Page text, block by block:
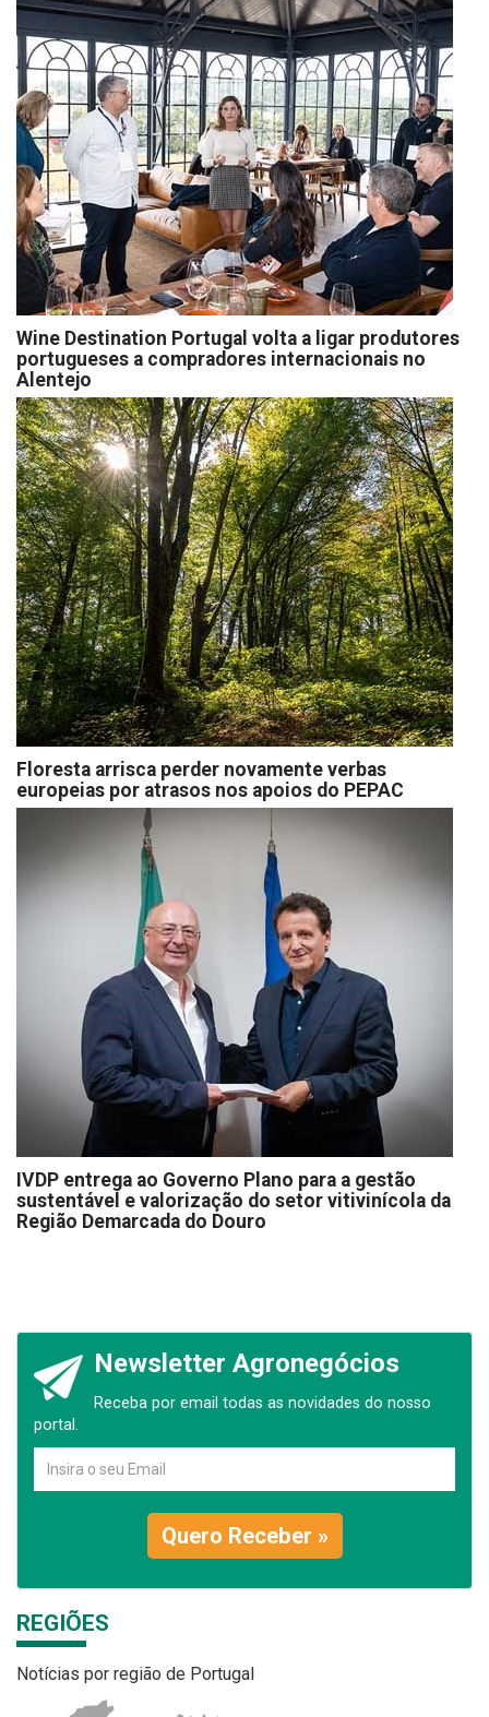
Wine Destination Portugal volta a ligar produtores
portugueses a compradores internacionais no
Alentejo
Floresta arrisca perder novamente verbas
europeias por atrasos nos apoios do PEPAC
IVDP entrega ao Governo Plano para a gestão
sustentável e valorização do setor vitivinícola da
Região Demarcada do Douro
Newsletter Agronegócios
Receba por email todas as novidades do nosso
portal.
Quero Receber »
REGIÕES
Notícias por região de Portugal